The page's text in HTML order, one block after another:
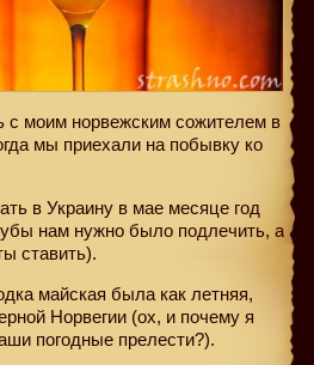
с моим норвежским сожителем в
мы приехали на побывку ко
в Украину в мае месяце год
нам нужно было подлечить, а
ставить).
майская была как летняя,
Норвегии (ох, и почему я
погодные прелести?).